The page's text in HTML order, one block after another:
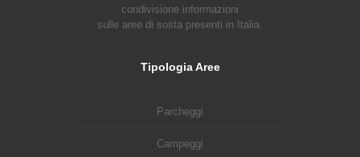
condivisione informazioni
sulle aree di sosta presenti in Italia.
Tipologia Aree
Parcheggi
Campeggi